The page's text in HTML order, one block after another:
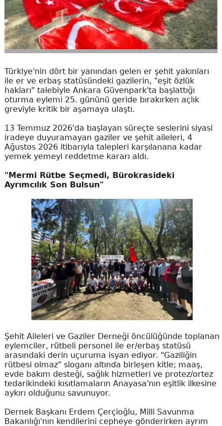
Türkiye'nin dört bir yanından gelen er şehit yakınları
ile er ve erbaş statüsündeki gazilerin, "eşit özlük
hakları" talebiyle Ankara Güvenpark'ta başlattığı
oturma eylemi 25. gününü geride bırakırken açlık
greviyle kritik bir aşamaya ulaştı.
13 Temmuz 2026'da başlayan süreçte seslerini siyasi
iradeye duyuramayan gaziler ve şehit aileleri, 4
Ağustos 2026 itibarıyla talepleri karşılanana kadar
yemek yemeyi reddetme kararı aldı.
"Mermi Rütbe Seçmedi, Bürokrasideki
Ayrımcılık Son Bulsun"
Şehit Aileleri ve Gaziler Derneği öncülüğünde toplanan
eylemciler, rütbeli personel ile er/erbaş statüsü
arasındaki derin uçuruma isyan ediyor. "Gaziliğin
rütbesi olmaz" sloganı altında birleşen kitle; maaş,
evde bakım desteği, sağlık hizmetleri ve protez/ortez
tedarikindeki kısıtlamaların Anayasa'nın eşitlik ilkesine
aykırı olduğunu savunuyor.
Dernek Başkanı Erdem Çerçioğlu, Milli Savunma
Bakanlığı'nın kendilerini cepheye gönderirken ayrım